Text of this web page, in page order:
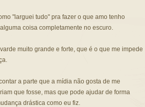
"larguei tudo" pra fazer o que amo tenho
coisa completamente no escuro.
muito grande e forte, que é o que me impede
a parte que a mídia não gosta de me
que fosse, mas que pode ajudar de forma
drástica como eu fiz.